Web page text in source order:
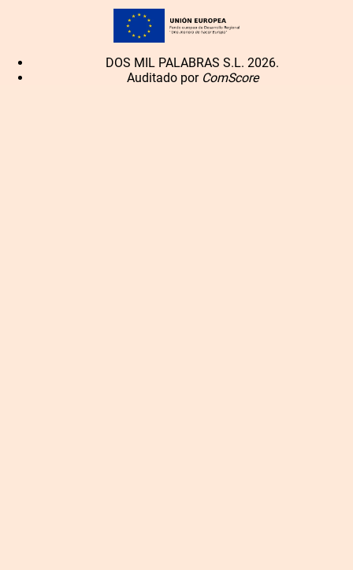
DOS MIL PALABRAS S.L. 2026.
Auditado por ComScore